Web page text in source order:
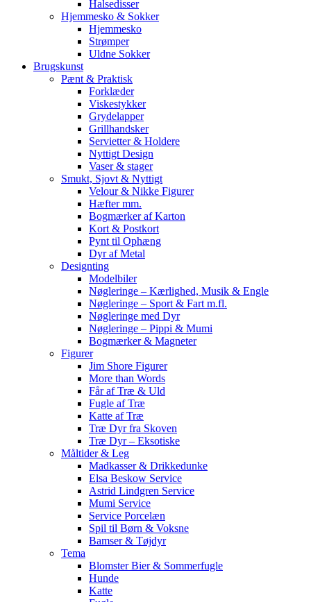
Halsedisser
Hjemmesko & Sokker
Hjemmesko
Strømper
Uldne Sokker
Brugskunst
Pænt & Praktisk
Forklæder
Viskestykker
Grydelapper
Grillhandsker
Servietter & Holdere
Nyttigt Design
Vaser & stager
Smukt, Sjovt & Nyttigt
Velour & Nikke Figurer
Hæfter mm.
Bogmærker af Karton
Kort & Postkort
Pynt til Ophæng
Dyr af Metal
Designting
Modelbiler
Nøgleringe – Kærlighed, Musik & Engle
Nøgleringe – Sport & Fart m.fl.
Nøgleringe med Dyr
Nøgleringe – Pippi & Mumi
Bogmærker & Magneter
Figurer
Jim Shore Figurer
More than Words
Får af Træ & Uld
Fugle af Træ
Katte af Træ
Træ Dyr fra Skoven
Træ Dyr – Eksotiske
Måltider & Leg
Madkasser & Drikkedunke
Elsa Beskow Service
Astrid Lindgren Service
Mumi Service
Service Porcelæn
Spil til Børn & Voksne
Bamser & Tøjdyr
Tema
Blomster Bier & Sommerfugle
Hunde
Katte